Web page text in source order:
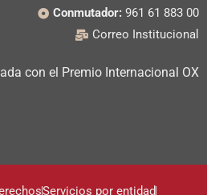
Conmutador: 961 61 883 00
Correo Institucional
con el Premio Internacional OX
Servicios por entidad